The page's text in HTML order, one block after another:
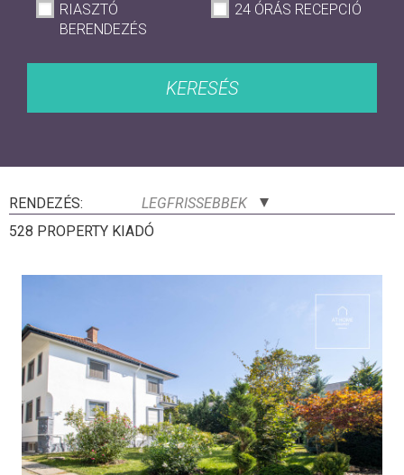
RIASZTÓ
BERENDEZÉS
24 ÓRÁS RECEPCIÓ
KERESÉS
RENDEZÉS:
LEGFRISSEBBEK
528 PROPERTY KIADÓ